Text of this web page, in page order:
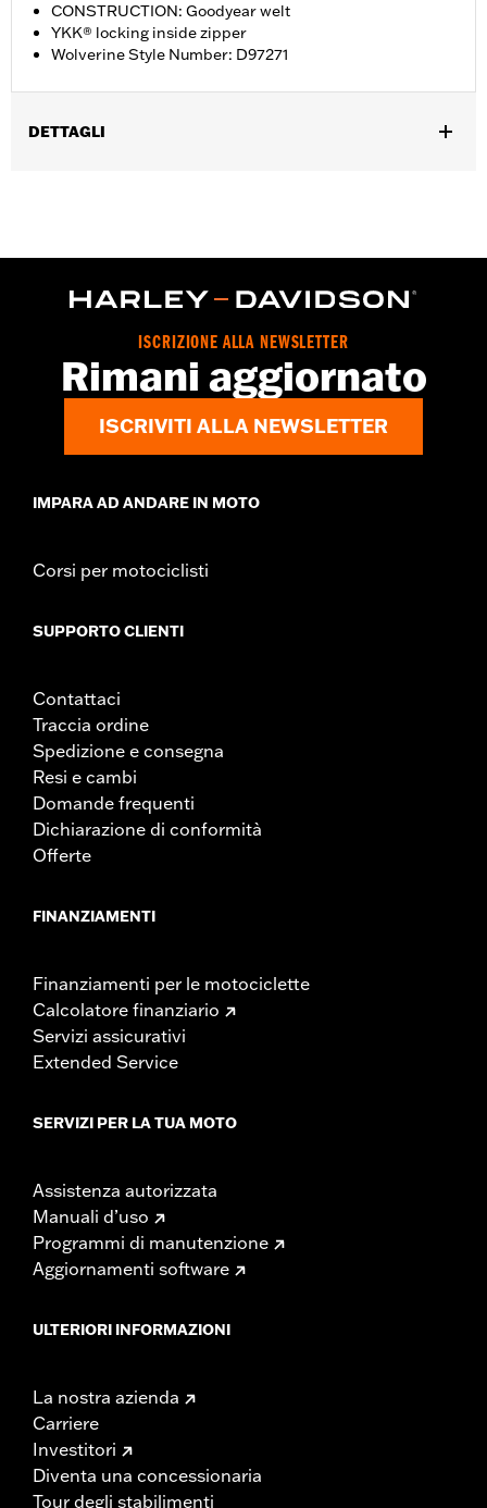
CONSTRUCTION: Goodyear welt
YKK® locking inside zipper
Wolverine Style Number: D97271
DETTAGLI
Origine:Imported
Dimension Description:SHAFT HEIGHT: 7” / HEEL HEIGHT: 1”
ISCRIZIONE ALLA NEWSLETTER
Rimani aggiornato
ISCRIVITI ALLA NEWSLETTER
IMPARA AD ANDARE IN MOTO
Corsi per motociclisti
SUPPORTO CLIENTI
Contattaci
Traccia ordine
Spedizione e consegna
Resi e cambi
Domande frequenti
Dichiarazione di conformità
Offerte
FINANZIAMENTI
Finanziamenti per le motociclette
Calcolatore finanziario
Servizi assicurativi
Extended Service
SERVIZI PER LA TUA MOTO
Assistenza autorizzata
Manuali d’uso
Programmi di manutenzione
Aggiornamenti software
ULTERIORI INFORMAZIONI
La nostra azienda
Carriere
Investitori
Diventa una concessionaria
Tour degli stabilimenti